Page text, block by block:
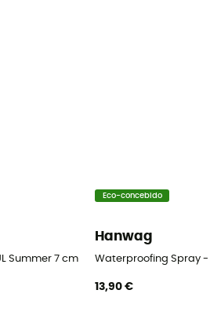
Summer 7 cm Blister
Eco-concebido
Hanwag
Waterproofing Spray
13,90 €